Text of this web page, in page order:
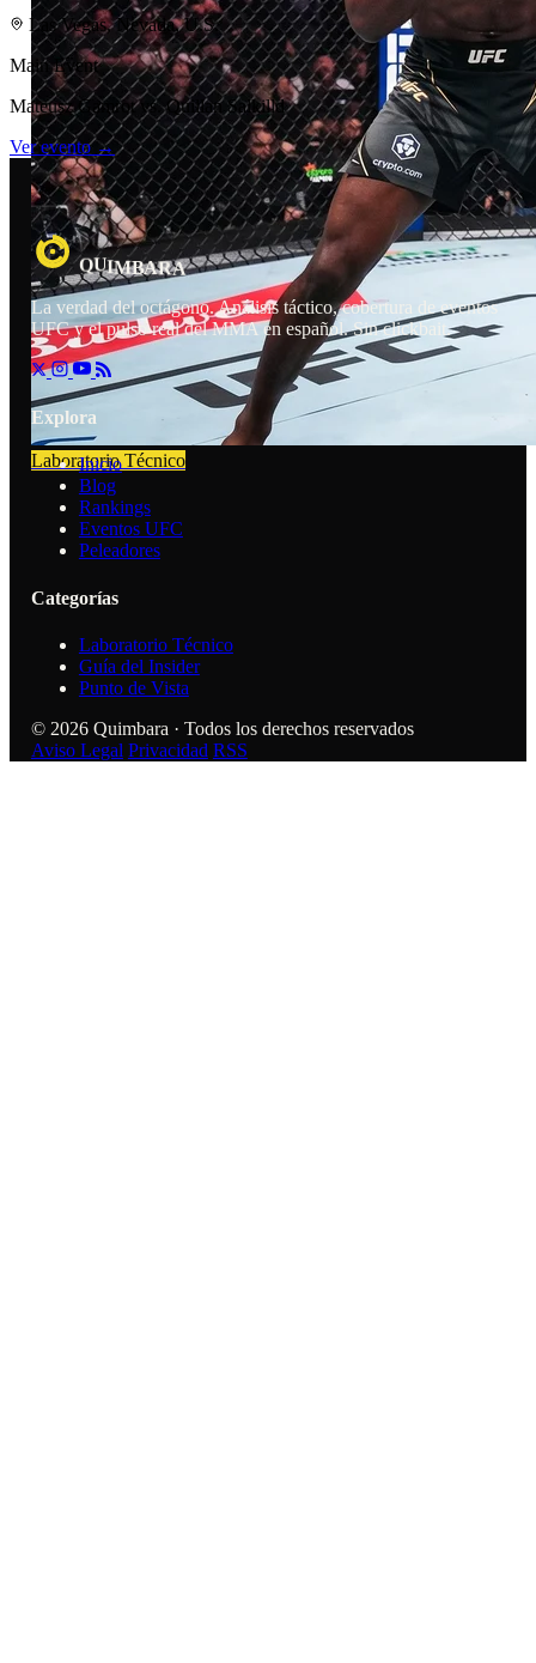
Laboratorio Técnico
Las Vegas, Nevada, U.S.
Main Event
Mateusz Gamrot vs. Quillan Salkilld
Ver evento →
QUIMBARA
La verdad del octágono. Análisis táctico, cobertura de eventos
UFC y el pulso real del MMA en español. Sin clickbait.
Explora
Inicio
Blog
Rankings
Eventos UFC
Peleadores
Categorías
Laboratorio Técnico
Guía del Insider
Punto de Vista
© 2026 Quimbara · Todos los derechos reservados
Aviso Legal Privacidad RSS